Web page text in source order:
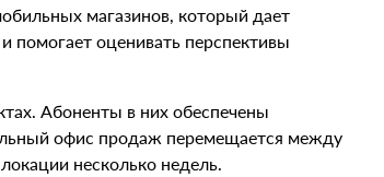
магазинов, который дает
помогает оценивать перспективы
Абоненты в них обеспечены
офис продаж перемещается между
несколько недель.